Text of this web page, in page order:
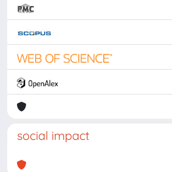
social impact